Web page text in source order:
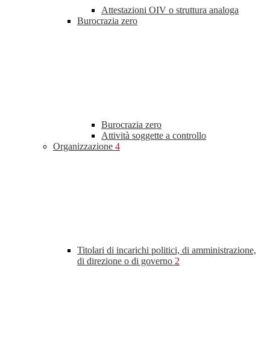
Attestazioni OIV o struttura analoga
Burocrazia zero
Burocrazia zero
Attività soggette a controllo
Organizzazione 4
Titolari di incarichi politici, di amministrazione,
di direzione o di governo 2